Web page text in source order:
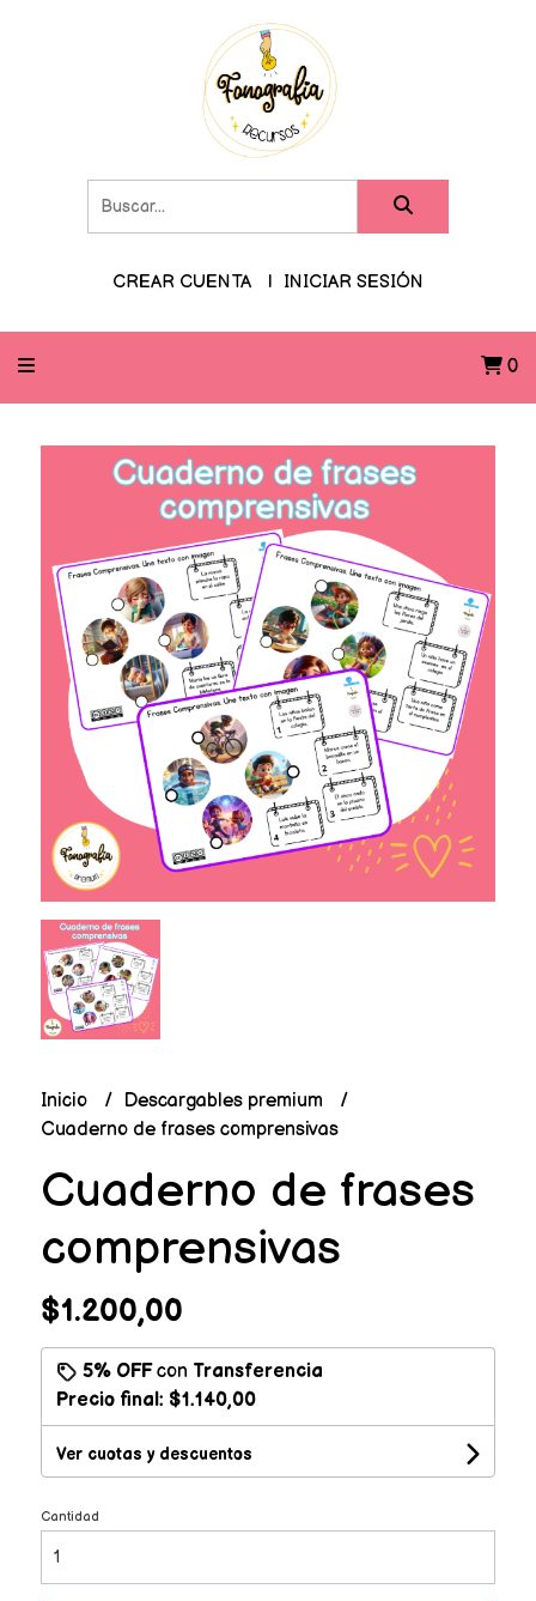
CREAR CUENTA INICIAR SESIÓN
0
Inicio
Descargables premium
Cuaderno de frases comprensivas
Cuaderno de frases
comprensivas
$1.200,00
5% OFFcon Transferencia
Precio final: $1.140,00
Ver cuotas y descuentos
Cantidad